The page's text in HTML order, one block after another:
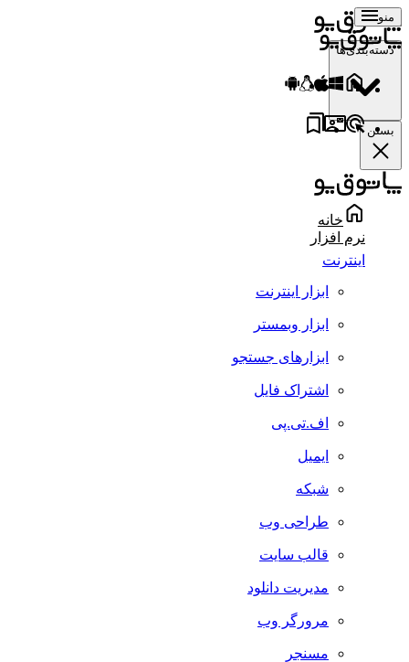
منو
دسته‌بندی‌ها
بستن
خانه
نرم افزار
اینترنت
ابزار اینترنت
ابزار وبمستر
ابزارهای جستجو
اشتراک فایل
اف.تی.پی
ایمیل
شبکه
طراحی وب
قالب سایت
مدیریت دانلود
مرورگر وب
مسنجر